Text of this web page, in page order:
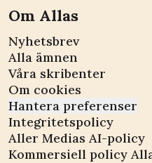
Om Allas
Nyhetsbrev
Alla ämnen
Våra skribenter
Om cookies
Hantera preferenser
Integritetspolicy
Aller Medias AI-policy
Kommersiell policy